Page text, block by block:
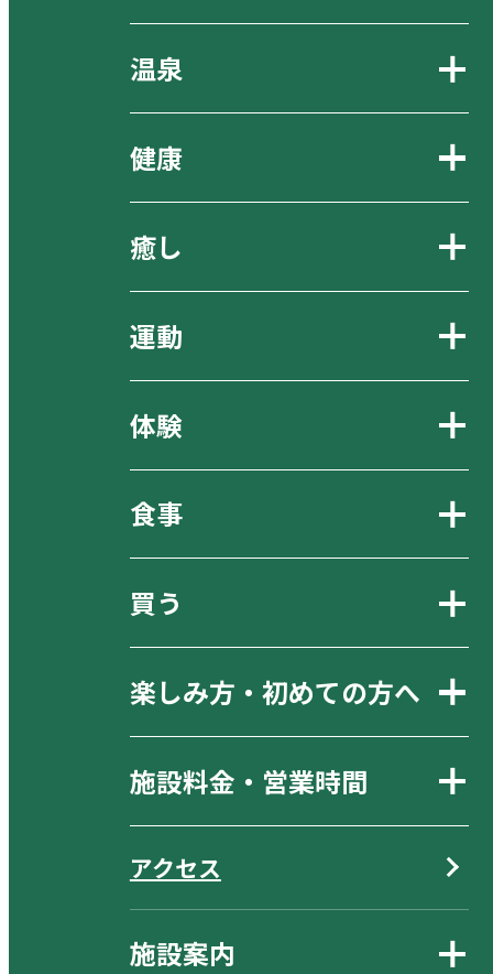
温泉
健康
癒し
運動
体験
食事
買う
楽しみ方・初めての方へ
施設料金・営業時間
アクセス
施設案内